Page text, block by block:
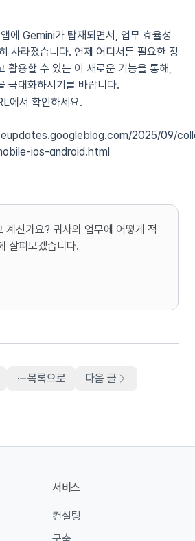
에 Gemini가 탑재되면서, 업무 효율성
사라졌습니다. 언제 어디서든 필요한 정
활용할 수 있는 이 새로운 기능을 통해,
극대화하시기를 바랍니다.
에서 확인하세요.
2025/09/
ios-android.html
계신가요? 귀사의 업무에 어떻게 적
살펴보겠습니다.
목록으로 다음 글
서비스
컨설팅